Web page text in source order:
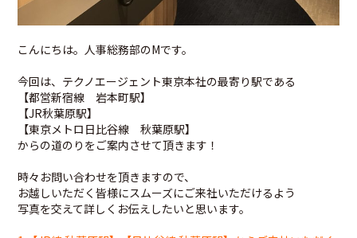
こんにちは。人事総務部のMです。
今回は、テクノエージェント東京本社の最寄り駅である
【都営新宿線 岩本町駅】
【JR秋葉原駅】
【東京メトロ日比谷線 秋葉原駅】
からの道のりをご案内させて頂きます！
時々お問い合わせを頂きますので、
お越しいただく皆様にスムーズにご来社いただけるよう
写真を交えて詳しくお伝えしたいと思います。